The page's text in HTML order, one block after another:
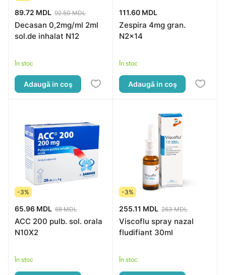
89.72 MDL 92.50 MDL
Decasan 0,2mg/ml 2ml
sol.de inhalat N12
În stoc
Adaugă in coş
111.60 MDL
Zespira 4mg gran.
N2x14
În stoc
Adaugă in coş
-3%
65.96 MDL 68 MDL
ACC 200 pulb. sol. orala
N10X2
În stoc
-3%
255.11 MDL 263 MDL
Viscoflu spray nazal
fludifiant 30ml
În stoc